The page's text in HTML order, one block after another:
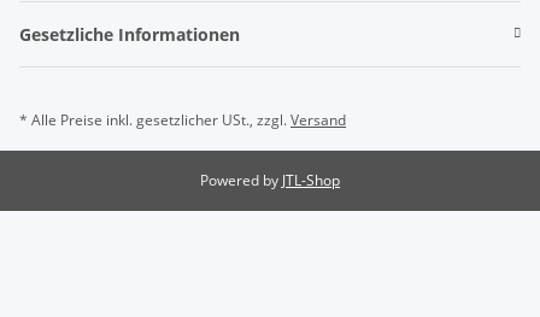
Gesetzliche Informationen
* Alle Preise inkl. gesetzlicher USt., zzgl.Versand
Powered by JTL-Shop